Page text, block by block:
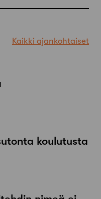
Kaikki ajankohtaiset
koulutusta